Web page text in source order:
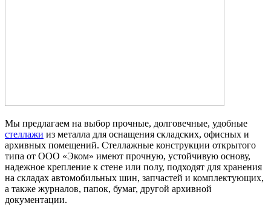
Мы предлагаем на выбор прочные, долговечные, удобные
стеллажи из металла для оснащения складских, офисных и
архивных помещений. Стеллажные конструкции открытого
типа от ООО «Эком» имеют прочную, устойчивую основу,
надежное крепление к стене или полу, подходят для хранения
на складах автомобильных шин, запчастей и комплектующих,
а также журналов, папок, бумаг, другой архивной
документации.